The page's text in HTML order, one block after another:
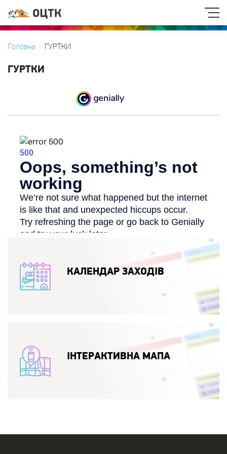
Головна ГУРТКИ
ГУРТКИ
КАЛЕНДАР ЗАХОДІВ
ІНТЕРАКТИВНА МАПА